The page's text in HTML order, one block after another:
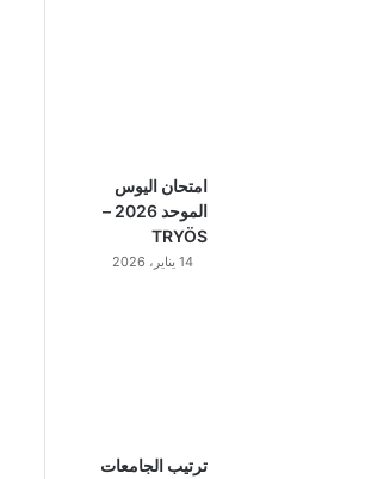
امتحان اليوس
الموحد 2026 –
TRYÖS
14 يناير، 2026
ترتيب الجامعات